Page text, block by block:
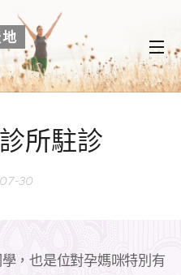
所駐診
30
，也是位對孕媽咪特別有